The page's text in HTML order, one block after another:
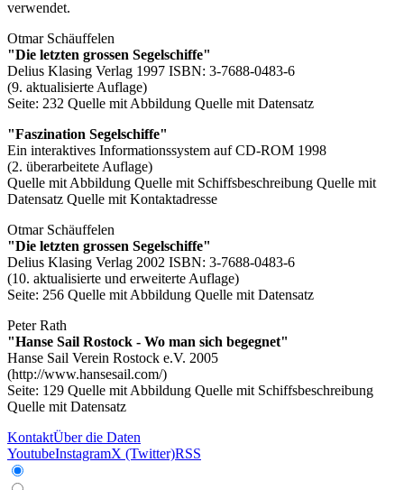
verwendet.
Otmar Schäuffelen
"Die letzten grossen Segelschiffe"
Delius Klasing Verlag 1997 ISBN: 3-7688-0483-6
(9. aktualisierte Auflage)
Seite: 232 Quelle mit Abbildung Quelle mit Datensatz
"Faszination Segelschiffe"
Ein interaktives Informationssystem auf CD-ROM 1998
(2. überarbeitete Auflage)
Quelle mit Abbildung Quelle mit Schiffsbeschreibung Quelle mit
Datensatz Quelle mit Kontaktadresse
Otmar Schäuffelen
"Die letzten grossen Segelschiffe"
Delius Klasing Verlag 2002 ISBN: 3-7688-0483-6
(10. aktualisierte und erweiterte Auflage)
Seite: 256 Quelle mit Abbildung Quelle mit Datensatz
Peter Rath
"Hanse Sail Rostock - Wo man sich begegnet"
Hanse Sail Verein Rostock e.V. 2005
(http://www.hansesail.com/)
Seite: 129 Quelle mit Abbildung Quelle mit Schiffsbeschreibung
Quelle mit Datensatz
KontaktÜber die Daten
YoutubeInstagramX (Twitter)RSS